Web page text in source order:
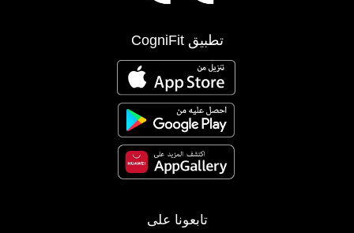
تطبيق CogniFit
تابعونا على